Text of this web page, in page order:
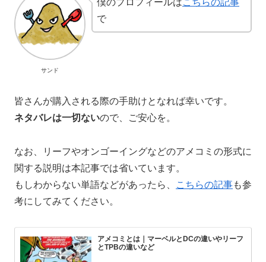
サンド
僕のプロフィールはこちらの記事
で
皆さんが購入される際の手助けとなれば幸いです。
ネタバレは一切ないので、ご安心を。
なお、リーフやオンゴーイングなどのアメコミの形式に
関する説明は本記事では省いています。
もしわからない単語などがあったら、
こちらの記事も参
考にしてみてください。
アメコミとは｜マーベルとDCの違いやリーフ
とTPBの違いなど